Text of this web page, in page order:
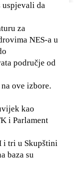
uspjevali da
za
NES-a u
područje od
ove izbore.
kao
i Parlament
i tri u Skupštini
baza su